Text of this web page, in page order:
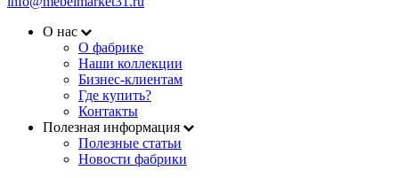
О нас
О фабрике
Наши коллекции
Бизнес-клиентам
Где купить?
Контакты
Полезная информация
Полезные статьи
Новости фабрики